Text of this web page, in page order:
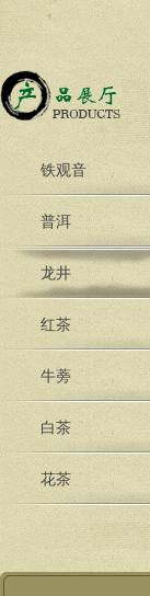
铁观音
普洱
龙井
红茶
牛蒡
白茶
花茶